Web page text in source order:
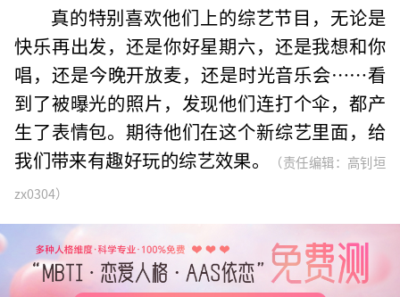
真的特别喜欢他们上的综艺节目，无论是
快乐再出发，还是你好星期六，还是我想和你
唱，还是今晚开放麦，还是时光音乐会……看
到了被曝光的照片，发现他们连打个伞，都产
生了表情包。期待他们在这个新综艺里面，给
我们带来有趣好玩的综艺效果。
（责任编辑：高钊垣
zx0304）